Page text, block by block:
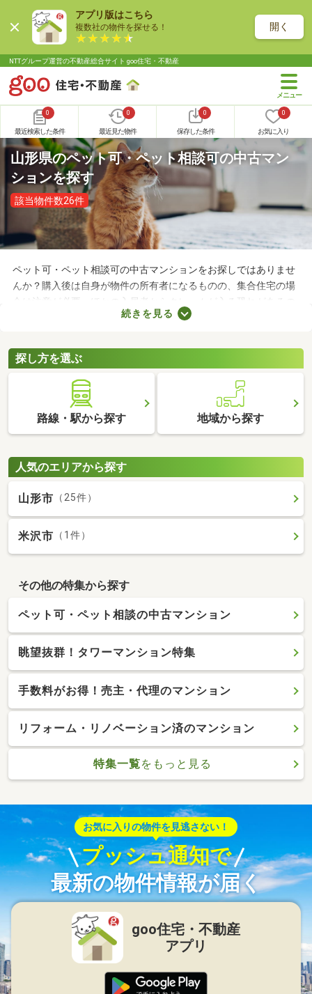
アプリ版はこちら
複数社の物件を探せる！ 開く
NTTグループ運営の不動産総合サイト goo住宅・不動産
0
最近検索した条件
0
最近見た物件
0
保存した条件
0
お気に入り
山形県のペット可・ペット相談可の中古マン
ションを探す
該当物件数26件
ペット可・ペット相談可の中古マンションをお探しではありませ
んか？購入後は自身が物件の所有者になるものの、集合住宅の場
合は注意が必要。ほかの入居者からクレームが入る恐れがあるの
で、大切な家族と引っ越す際は、ペット可の物件を選ぶことが大
するので、ペットと快適に暮らせるお部屋を見つけてください
ね。
続きを見る
探し方を選ぶ
路線・駅から探す 地域から探す
人気のエリアから探す
山形市 （25件）
米沢市 （1件）
その他の特集から探す
ペット可・ペット相談の中古マンション
眺望抜群！タワーマンション特集
手数料がお得！売主・代理のマンション
リフォーム・リノベーション済のマンション
特集一覧をもっと見る
お気に入りの物件を見逃さない！
プッシュ通知で
最新の物件情報が届く
goo住宅・不動産
アプリ